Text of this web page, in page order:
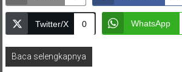
Twitter/X 0 WhatsApp
Baca selengkapnya